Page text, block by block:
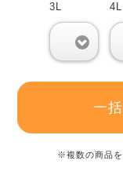
3L 4L
一
※複数の商品を